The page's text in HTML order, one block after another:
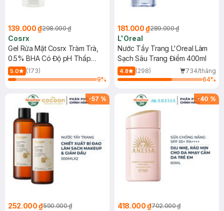
139.000 ₫298.000 ₫
Cosrx
Gel Rửa Mặt Cosrx Tràm Trà,
0.5% BHA Có Độ pH Thấp
150ml
5.0
(173)
9%
181.000 ₫289.000 ₫
L'Oreal
Nước Tẩy Trang L'Oreal Làm
Sạch Sâu Trang Điểm 400ml
4.8 (298)
734/tháng
64%
-57 %
252.000 ₫590.000 ₫
-40 %
418.000 ₫702.000 ₫